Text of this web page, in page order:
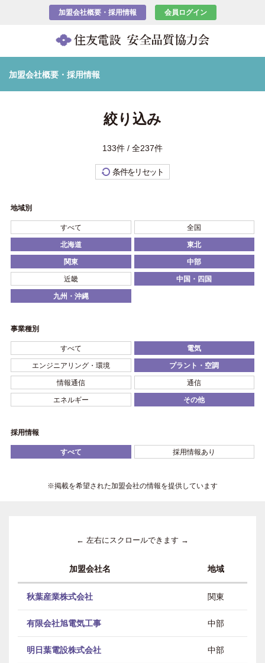
加盟会社概要・採用情報 会員ログイン
加盟会社概要・採用情報
絞り込み
133件 / 全237件
条件をリセット
地域別
すべて 全国
北海道 東北
関東 中部
近畿 中国・四国
九州・沖縄
事業種別
すべて 電気
エンジニアリング・環境 プラント・空調
情報通信 通信
エネルギー その他
採用情報
すべて 採用情報あり
※掲載を希望された加盟会社の情報を提供しています
← 左右にスクロールできます →
加盟会社名 地域
秋葉産業株式会社 関東
有限会社旭電気工事 中部
明日葉電設株式会社 中部